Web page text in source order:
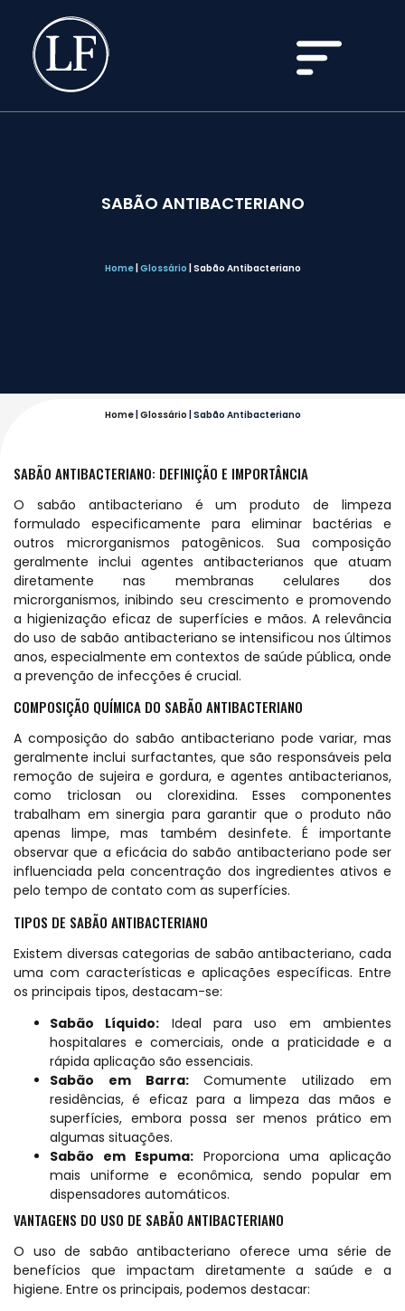
SABÃO ANTIBACTERIANO
Home| Glossário Sabão Antibacteriano
Home| Glossário Sabão Antibacteriano
SABÃO ANTIBACTERIANO: DEFINIÇÃO E IMPORTÂNCIA
O sabão antibacteriano é um produto de limpeza
formulado especificamente para eliminar bactérias e
outros microrganismos patogênicos. Sua composição
geralmente inclui agentes antibacterianos que atuam
diretamente nas membranas celulares dos
microrganismos, inibindo seu crescimento e promovendo
a higienização eficaz de superfícies e mãos. A relevância
do uso de sabão antibacteriano se intensificou nos últimos
anos, especialmente em contextos de saúde pública, onde
a prevenção de infecções é crucial.
COMPOSIÇÃO QUÍMICA DO SABÃO ANTIBACTERIANO
A composição do sabão antibacteriano pode variar, mas
geralmente inclui surfactantes, que são responsáveis pela
remoção de sujeira e gordura, e agentes antibacterianos,
como triclosan ou clorexidina. Esses componentes
trabalham em sinergia para garantir que o produto não
apenas limpe, mas também desinfete. É importante
observar que a eficácia do sabão antibacteriano pode ser
influenciada pela concentração dos ingredientes ativos e
pelo tempo de contato com as superfícies.
TIPOS DE SABÃO ANTIBACTERIANO
Existem diversas categorias de sabão antibacteriano, cada
uma com características e aplicações específicas. Entre
os principais tipos, destacam-se:
Sabão Líquido: Ideal para uso em ambientes
hospitalares e comerciais, onde a praticidade e a
rápida aplicação são essenciais.
Sabão em Barra:Comumente utilizado em
residências, é eficaz para a limpeza das mãos e
superfícies, embora possa ser menos prático em
algumas situações.
Sabão em Espuma: Proporciona uma aplicação
mais uniforme e econômica, sendo popular em
dispensadores automáticos.
VANTAGENS DO USO DE SABÃO ANTIBACTERIANO
O uso de sabão antibacteriano oferece uma série de
benefícios que impactam diretamente a saúde e a
higiene. Entre os principais, podemos destacar: